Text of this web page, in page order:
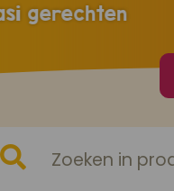
gerechten